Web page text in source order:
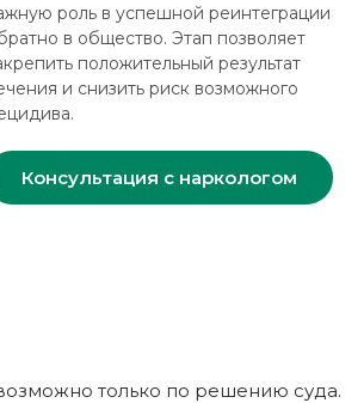
роль в успешной реинтеграции
в общество. Этап позволяет
положительный результат
и снизить риск возможного
Консультация с наркологом
только по решению суда.